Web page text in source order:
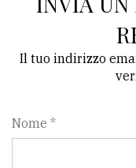
Il tuo indirizzo
Nome *